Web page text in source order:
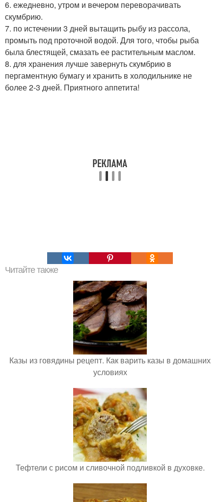
6. ежедневно, утром и вечером переворачивать
скумбрию.
7. по истечении 3 дней вытащить рыбу из рассола,
промыть под проточной водой. Для того, чтобы рыба
была блестящей, смазать ее растительным маслом.
8. для хранения лучше завернуть скумбрию в
пергаментную бумагу и хранить в холодильнике не
более 2-3 дней. Приятного аппетита!
Читайте также
Казы из говядины рецепт. Как варить казы в домашних
условиях
Тефтели с рисом и сливочной подливкой в духовке.